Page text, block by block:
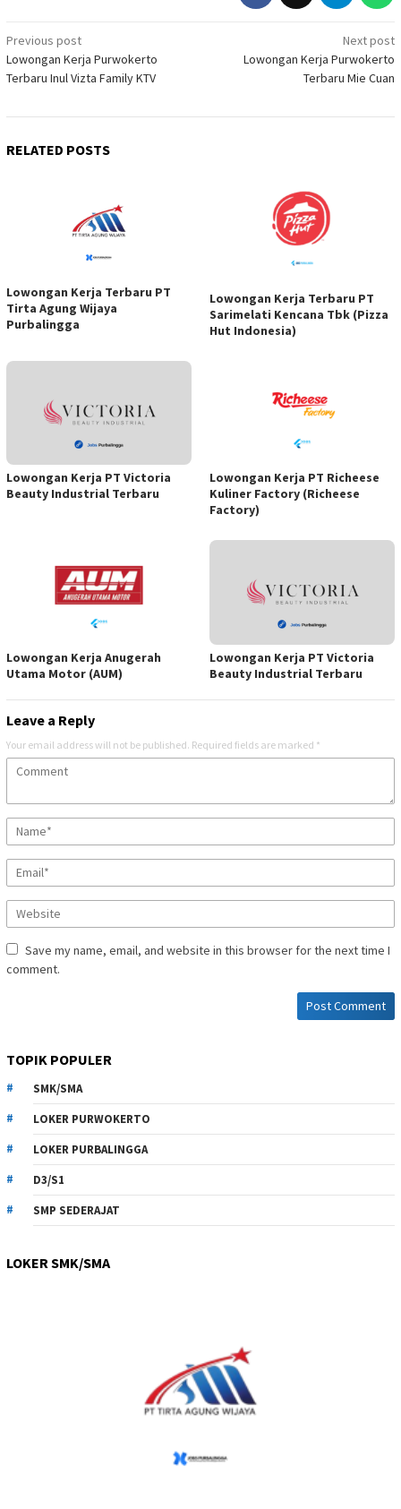
Post
navigation
Previous post
Lowongan Kerja Purwokerto
Terbaru Inul Vizta Family KTV
Next post
Lowongan Kerja Purwokerto
Terbaru Mie Cuan
RELATED POSTS
Lowongan Kerja Terbaru PT
Tirta Agung Wijaya
Purbalingga
Lowongan Kerja Terbaru PT
Sarimelati Kencana Tbk (Pizza
Hut Indonesia)
Lowongan Kerja PT Victoria
Beauty Industrial Terbaru
Lowongan Kerja PT Richeese
Kuliner Factory (Richeese
Factory)
Lowongan Kerja Anugerah
Utama Motor (AUM)
Lowongan Kerja PT Victoria
Beauty Industrial Terbaru
Leave a Reply
Your email address will not be published. Required fields are marked *
Save my name, email, and website in this browser for the next time I
comment.
TOPIK POPULER
SMK/SMA
LOKER PURWOKERTO
LOKER PURBALINGGA
D3/S1
SMP SEDERAJAT
LOKER SMK/SMA